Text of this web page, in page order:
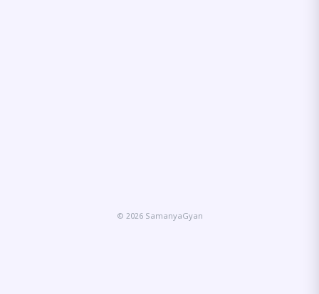
© 2026 SamanyaGyan